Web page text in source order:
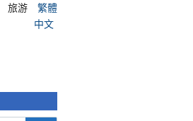
旅游
繁體
中文